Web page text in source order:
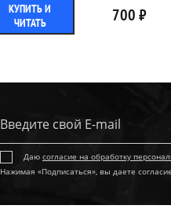
КУПИТЬ И
ЧИТАТЬ
700 ₽
Даю согласие на обработку
Нажимая «Подписаться», вы даете